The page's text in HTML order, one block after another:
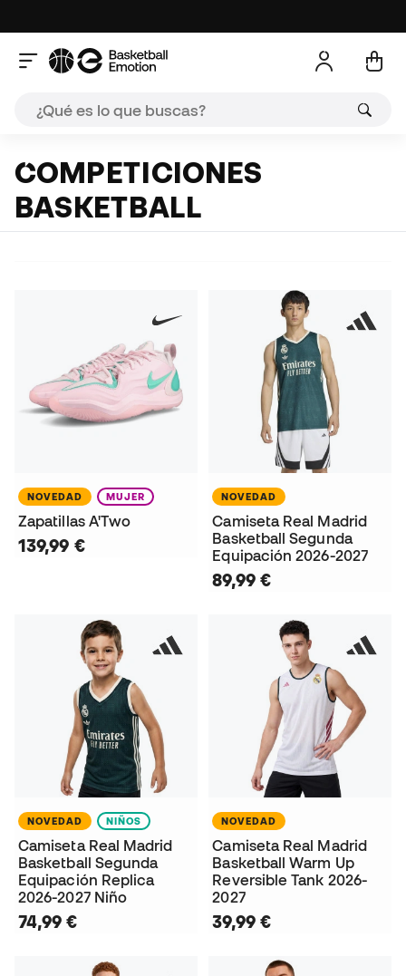
COMPETICIONES
BASKETBALL
NOVEDAD MUJER
Zapatillas A'Two
139,99 €
NOVEDAD
Camiseta Real Madrid
Basketball Segunda
Equipación 2026-2027
89,99 €
NOVEDAD NIÑOS
Camiseta Real Madrid
Basketball Segunda
Equipación Replica
2026-2027 Niño
74,99 €
NOVEDAD
Camiseta Real Madrid
Basketball Warm Up
Reversible Tank 2026-
2027
39,99 €